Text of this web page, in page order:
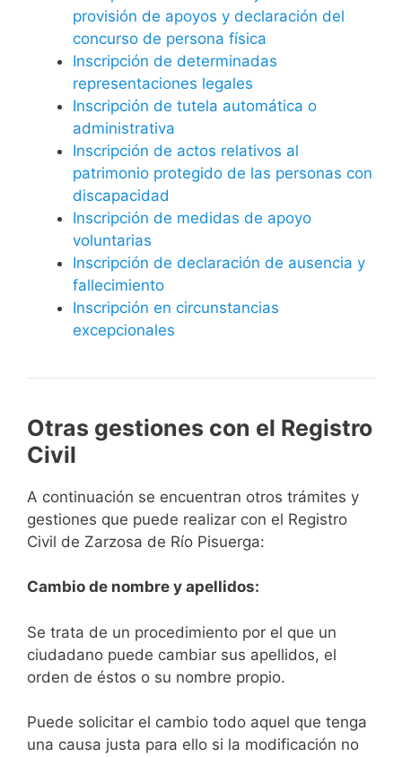
provisión de apoyos y declaración del
concurso de persona física
Inscripción de determinadas
representaciones legales
Inscripción de tutela automática o
administrativa
Inscripción de actos relativos al
patrimonio protegido de las personas con
discapacidad
Inscripción de medidas de apoyo
voluntarias
Inscripción de declaración de ausencia y
fallecimiento
Inscripción en circunstancias
excepcionales
Otras gestiones con el Registro
Civil
A continuación se encuentran otros trámites y
gestiones que puede realizar con el Registro
Civil de Zarzosa de Río Pisuerga:
Cambio de nombre y apellidos:
Se trata de un procedimiento por el que un
ciudadano puede cambiar sus apellidos, el
orden de éstos o su nombre propio.
Puede solicitar el cambio todo aquel que tenga
una causa justa para ello si la modificación no